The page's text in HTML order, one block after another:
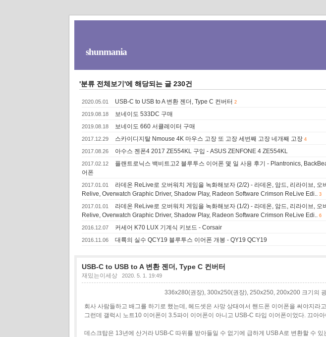
shunmania
'분류 전체보기'에 해당되는 글 230건
2020.05.01 USB-C to USB to A 변환 젠더, Type C 컨버터 2
2019.08.18 보네이도 533DC 구매
2019.08.18 보네이도 660 서큘레이터 구매
2017.12.29 스카이디지탈 Nmouse 4K 마우스 고장 또 고장 세번째 고장 네개째 고장 4
2017.08.26 아수스 젠폰4 2017 ZE554KL 구입 - ASUS ZENFONE 4 ZE554KL
2017.02.12
플랜트로닉스 백비트고2 블루투스 이어폰 몇 일 사용 후기 - Plantronics,
어폰
2017.01.01
라데온 ReLive로 오버워치 게임을 녹화해보자 (2/2) - 라데온, 암드, 리라이브, 오
Relive, Overwatch Graphic Driver, Shadow Play, Radeon Software Crimson ReLive Edi..
3
2017.01.01
라데온 ReLive로 오버워치 게임을 녹화해보자 (1/2) - 라데온, 암드, 리라이브, 오
Relive, Overwatch Graphic Driver, Shadow Play, Radeon Software Crimson ReLive Edi..
6
2016.12.07 커세어 K70 LUX 기계식 키보드 - Corsair
2016.11.06 대륙의 실수 QCY19 블루투스 이어폰 개봉 - QY19 QCY19
USB-C to USB to A 변환 젠더, Type C 컨버터
재밌는이세상 2020. 5. 1. 19:49
336x280(권장), 300x250(권장), 250x250, 200x200 크기의
회사 사람들하고 배그를 하기로 했는데, 헤드셋은 사망 상태여서 핸드폰 이어폰을 써야지라
그런데 갤럭시 노트10 이어폰이 3.5파이 이어폰이 아니고 USB-C 타입 이어폰이었다. 끄아
데스크탑은 13년에 산거라 USB-C 따위를 받아들일 수 없기에 급하게 USB A로 변환할 수 있